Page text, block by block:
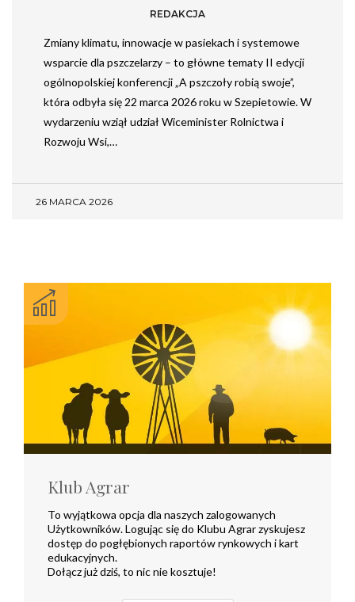
REDAKCJA
Zmiany klimatu, innowacje w pasiekach i systemowe
wsparcie dla pszczelarzy – to główne tematy II edycji
ogólnopolskiej konferencji „A pszczoły robią swoje”,
która odbyła się 22 marca 2026 roku w Szepietowie. W
wydarzeniu wziął udział Wiceminister Rolnictwa i
Rozwoju Wsi,…
26 MARCA 2026
Klub Agrar
To wyjątkowa opcja dla naszych zalogowanych
Użytkowników. Logując się do Klubu Agrar zyskujesz
dostęp do pogłębionych raportów rynkowych i kart
edukacyjnych.
Dołącz już dziś, to nic nie kosztuje!